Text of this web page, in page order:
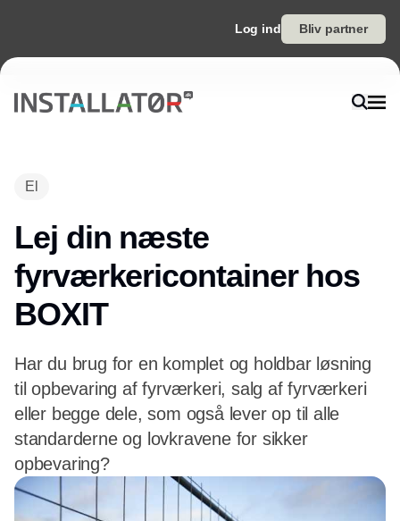
Log ind Bliv partner
El
Lej din næste
fyrværkericontainer hos
BOXIT
Har du brug for en komplet og holdbar løsning
til opbevaring af fyrværkeri, salg af fyrværkeri
eller begge dele, som også lever op til alle
standarderne og lovkravene for sikker
opbevaring?